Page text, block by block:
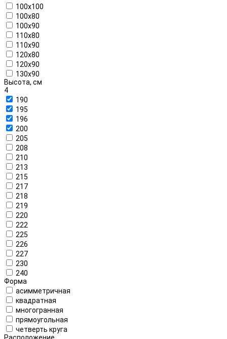
100x100
100x80
100x90
110x80
110x90
120x80
120x90
130x90
Высота, см
4
190
195
196
200
205
208
210
213
215
217
218
219
220
222
225
226
227
230
240
Форма
асимметричная
квадратная
многогранная
прямоугольная
четверть круга
Расположение